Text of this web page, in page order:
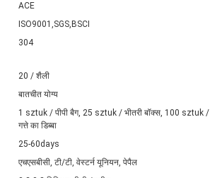
ACE
ISO9001,SGS,BSCI
304
20 / शैली
बातचीत योग्य
1 sztuk / पीपी बैग, 25 sztuk / भीतरी बॉक्स, 100 sztuk /
गत्ते का डिब्बा
25-60days
एचएसबीसी, टी/टी, वेस्टर्न यूनियन, पेपैल